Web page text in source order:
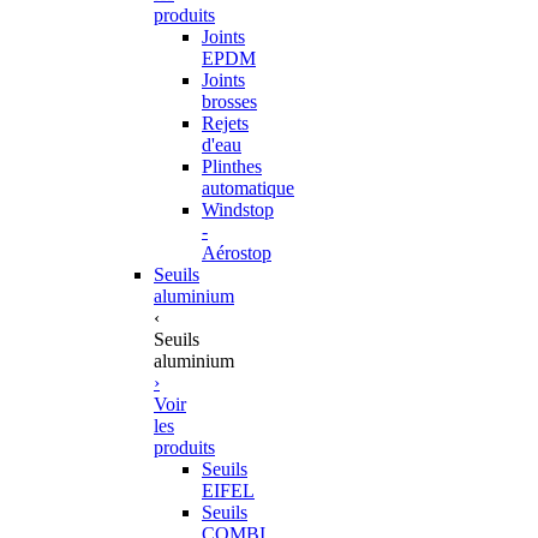
produits
Joints
EPDM
Joints
brosses
Rejets
d'eau
Plinthes
automatique
Windstop
-
Aérostop
Seuils
aluminium
‹
Seuils
aluminium
›
Voir
les
produits
Seuils
EIFEL
Seuils
COMBI